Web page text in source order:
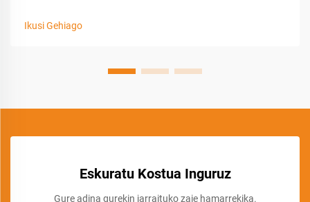
Ikusi Gehiago
Eskuratu Kostua Inguruz
Gure adina gurekin jarraituko zaie hamarrekika.